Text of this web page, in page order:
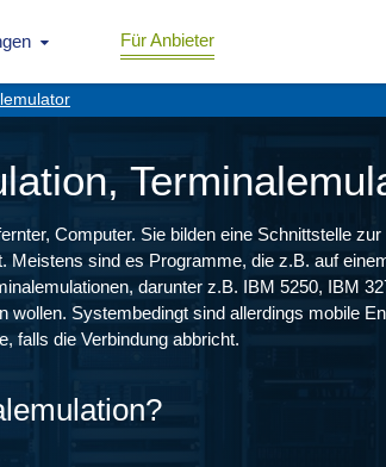
Für Anbieter
Computer. Sie bilden eine Schnittstelle
Meistens sind es Programme, die z.B. auf
darunter z.B. IBM 5250, IBM
wollen. Systembedingt sind allerdings mobile
falls die Verbindung abbricht.